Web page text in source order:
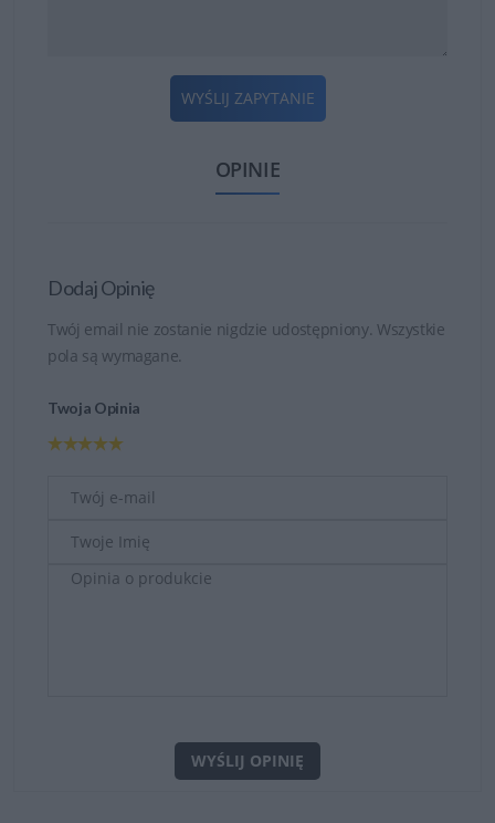
WYŚLIJ ZAPYTANIE
OPINIE
Dodaj Opinię
Twój email nie zostanie nigdzie udostępniony. Wszystkie
pola są wymagane.
Twoja Opinia
WYŚLIJ OPINIĘ